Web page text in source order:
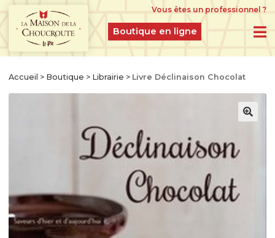
Vous êtes un professionnel ?
Boutique en ligne
BOUTIQUE EN LIGNE
IDÉES CADEAUX
CHOUCROUTES D’ALSACE IGP CRUES
CHOUCROUTES GASTRONOMIQUES CUITES
ET CUISINÉES
CHOUCROUTES RECETTES CRÉATION
Accueil > Boutique > Librairie > Livre Déclinaison Chocolat